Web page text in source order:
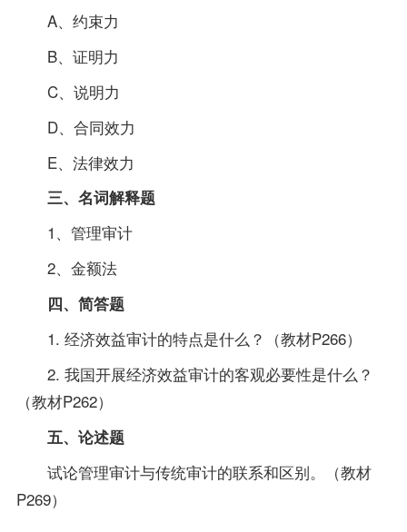
A、约束力
B、证明力
C、说明力
D、合同效力
E、法律效力
三、名词解释题
1、管理审计
2、金额法
四、简答题
1. 经济效益审计的特点是什么？（教材P266）
2. 我国开展经济效益审计的客观必要性是什么？
（教材P262）
五、论述题
试论管理审计与传统审计的联系和区别。（教材
P269）